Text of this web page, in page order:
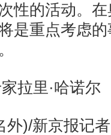
性的活动。
是重点考虑
里·哈诺尔
)/新京报记者